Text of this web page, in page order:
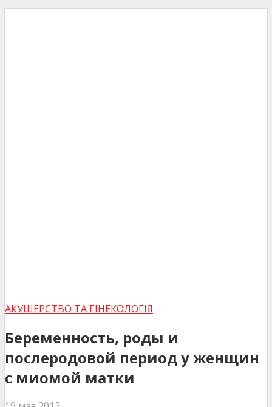
АКУШЕРСТВО ТА ГІНЕКОЛОГІЯ
Беременность, роды и
послеродовой период у женщин
с миомой матки